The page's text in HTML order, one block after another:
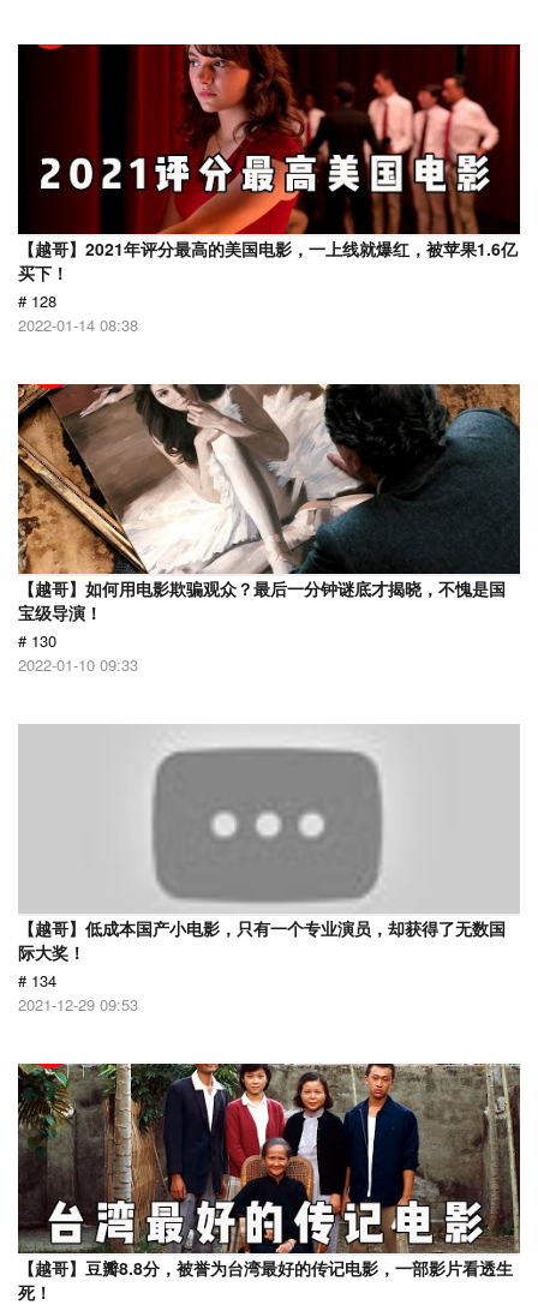
【越哥】2021年评分最高的美国电影，一上线就爆红，被苹果1.6亿
买下！
# 128
2022-01-14 08:38
【越哥】如何用电影欺骗观众？最后一分钟谜底才揭晓，不愧是国
宝级导演！
# 130
2022-01-10 09:33
【越哥】低成本国产小电影，只有一个专业演员，却获得了无数国
际大奖！
# 134
2021-12-29 09:53
【越哥】豆瓣8.8分，被誉为台湾最好的传记电影，一部影片看透生
死！